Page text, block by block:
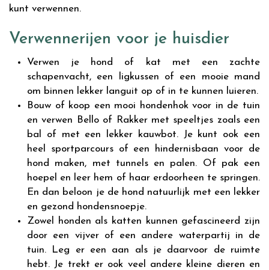
kunt verwennen.
Verwennerijen voor je huisdier
Verwen je hond of kat met een zachte
schapenvacht, een ligkussen of een mooie mand
om binnen lekker languit op of in te kunnen luieren.
Bouw of koop een mooi hondenhok voor in de tuin
en verwen Bello of Rakker met speeltjes zoals een
bal of met een lekker kauwbot. Je kunt ook een
heel sportparcours of een hindernisbaan voor de
hond maken, met tunnels en palen. Of pak een
hoepel en leer hem of haar erdoorheen te springen.
En dan beloon je de hond natuurlijk met een lekker
en gezond hondensnoepje.
Zowel honden als katten kunnen gefascineerd zijn
door een vijver of een andere waterpartij in de
tuin. Leg er een aan als je daarvoor de ruimte
hebt. Je trekt er ook veel andere kleine dieren en